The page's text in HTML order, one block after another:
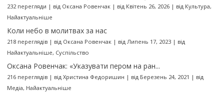
232 перегляди | від Оксана Ровенчак| від Квітень 26, 2026| від Культура,
Найактуальніше
Коли небо в молитвах за нас
218 переглядів| від Оксана Ровенчак| від Липень 17, 2023| від
Найактуальніше, Суспільство
Оксана Ровенчак: «Указувати пером на ран...
216 переглядів| від Христина Федоришин | від Березень 24, 2021 | від
Медіа, Найактуальніше